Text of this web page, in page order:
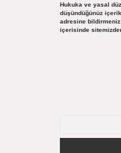
Hukuka ve yasal
düşündüğünüz
adresine
içerisinde